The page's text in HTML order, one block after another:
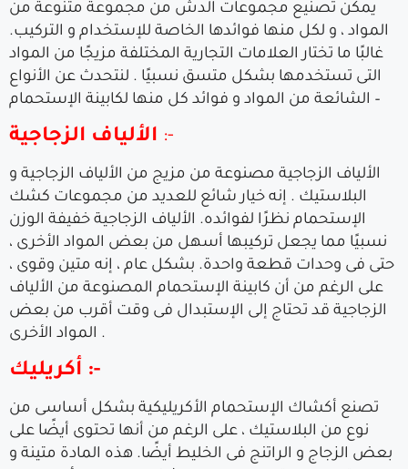
يمكن تصنيع مجموعات الدش من مجموعة متنوعة من
المواد ، و لكل منها فوائدها الخاصة للإستخدام و التركيب.
غالبًا ما تختار العلامات التجارية المختلفة مزيجًا من المواد
التى تستخدمها بشكل متسق نسبيًا . لنتحدث عن الأنواع
الشائعة من المواد و فوائد كل منها لكابينة الإستحمام –
الألياف الزجاجية :-
الألياف الزجاجية مصنوعة من مزيج من الألياف الزجاجية و
البلاستيك . إنه خيار شائع للعديد من مجموعات كشك
الإستحمام نظرًا لفوائده. الألياف الزجاجية خفيفة الوزن
نسبيًا مما يجعل تركيبها أسهل من بعض المواد الأخرى ،
حتى فى وحدات قطعة واحدة. بشكل عام ، إنه متين وقوى ،
على الرغم من أن كابينة الإستحمام المصنوعة من الألياف
الزجاجية قد تحتاج إلى الإستبدال فى وقت أقرب من بعض
المواد الأخرى .
أكريليك :-
تصنع أكشاك الإستحمام الأكريليكية بشكل أساسى من
نوع من البلاستيك ، على الرغم من أنها تحتوى أيضًا على
بعض الزجاج و الراتنج فى الخليط أيضًا. هذه المادة متينة و